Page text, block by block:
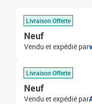
Livraison Offerte
Neuf
Vendu et expédié par
Livraison Offerte
Neuf
Vendu et expédié par